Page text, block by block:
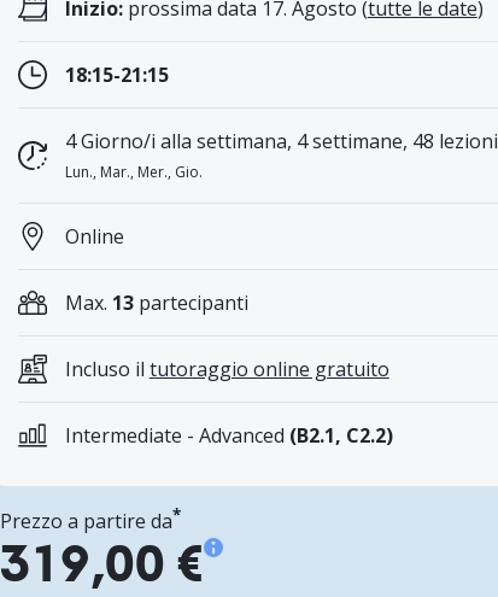
Inizio:prossima data 17. Agosto (tutte le date)
18:15-21:15
4 Giorno/i alla settimana, 4 settimane, 48 lezioni
Lun., Mar., Mer., Gio.
Online
Max. 13partecipanti
Incluso il tutoraggio online gratuito
Intermediate - Advanced (B2.1, C2.2)
Prezzo a partire da*
319,00 €